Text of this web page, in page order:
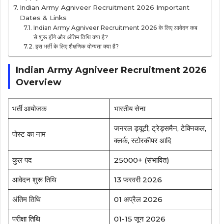
Indian Army Agniveer Recruitment 2026 Important
Dates & Links
Indian Army Agniveer Recruitment 2026 के लिए आवेदन कब
से शुरू होंगे और अंतिम तिथि क्या है?
इस भर्ती के लिए शैक्षणिक योग्यता क्या है?
Indian Army Agniveer Recruitment 2026
Overview
भर्ती आयोजक भारतीय सेना
पोस्ट का नाम
जनरल ड्यूटी, ट्रेड्समैन, टेक्निकल,
क्लर्क, स्टोरकीपर आदि
कुल पद 25000+ (संभावित)
आवेदन शुरू तिथि 13 फरवरी 2026
अंतिम तिथि 01 अप्रैल 2026
परीक्षा तिथि 01-15 जून 2026